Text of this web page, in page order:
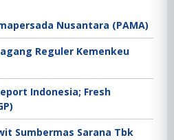
Nusantara (PAMA)
Reguler Kemenkeu
Indonesia; Fresh
Sumbermas Sarana Tbk